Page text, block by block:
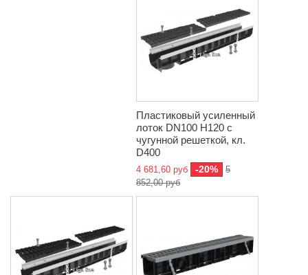
Пластиковый усиленный
лоток DN100 H120 с
чугунной решеткой, кл.
D400
4 681,60 руб -20%
5
852,00 руб